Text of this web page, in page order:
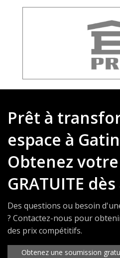
Prêt à
espace à
Obtenez
GRATUITE
Des questions ou besoin
? Contactez-nous pour
des prix compétitifs.
Obtenez une soumission